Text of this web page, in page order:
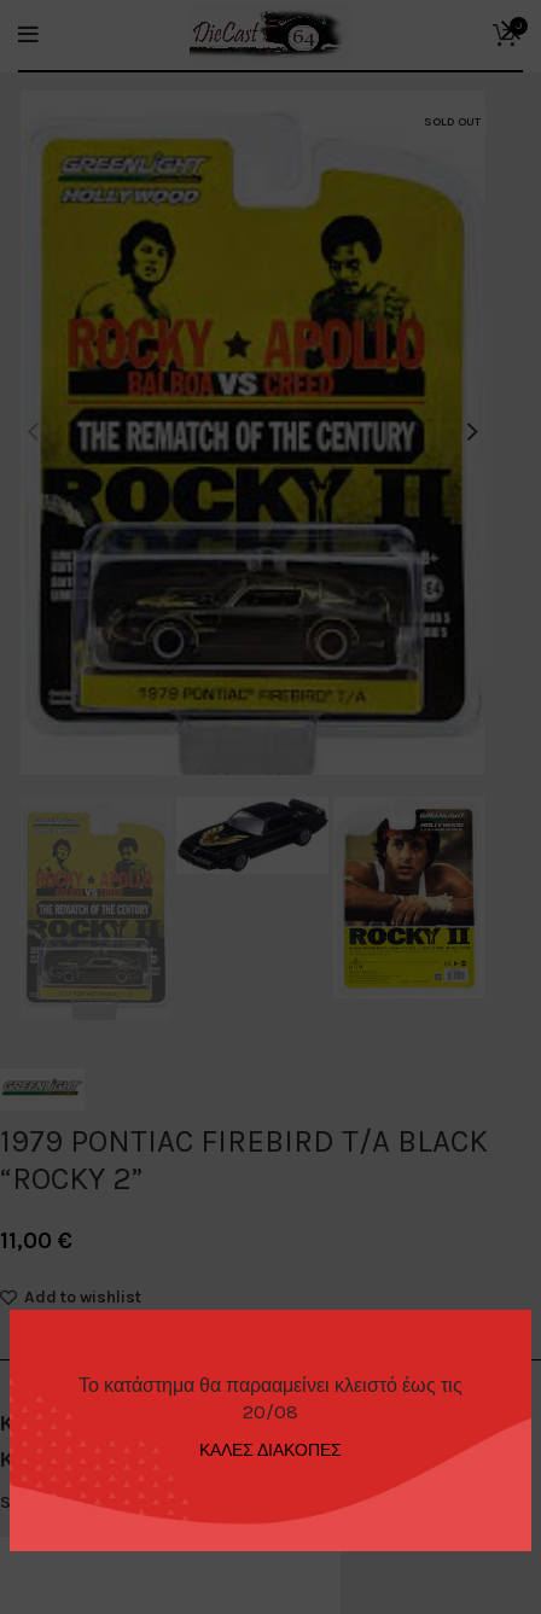
Το κατάστημα θα παρααμείνει κλειστό έως τις
20/08
ΚΑΛΕΣ ΔΙΑΚΟΠΕΣ
0
SOLD OUT
1979 PONTIAC FIREBIRD T/A BLACK
“ROCKY 2”
11,00 €
Add to wishlist
Κωδικός προϊόντος:
44650-C
Κατηγορίες:
Diecast Cars 1/64, Greenlight
Share: